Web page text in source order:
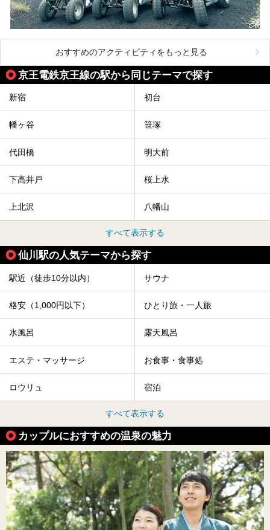
おすすめのアクティビティをもっと見る
京王電鉄京王線の駅から同じテーマで探す
新宿 初台
幡ヶ谷 笹塚
代田橋 明大前
下高井戸 桜上水
上北沢 八幡山
すべて表示する
仙川駅の人気テーマから探す
駅近（徒歩10分以内） サウナ
格安（1,000円以下） ひとり旅・一人旅
水風呂 露天風呂
エステ・マッサージ お食事・食事処
ロウリュ 宿泊
すべて表示する
カップルにおすすめの温泉の魅力